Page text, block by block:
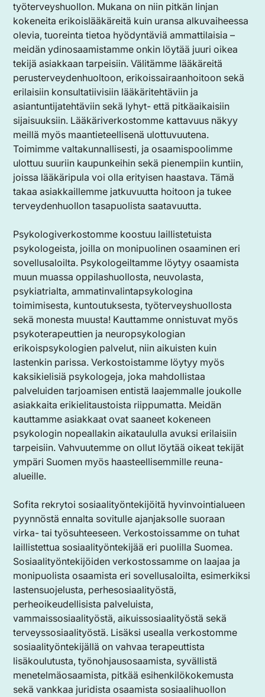
työterveyshuollon. Mukana on niin pitkän linjan
kokeneita erikoislääkäreitä kuin uransa alkuvaiheessa
olevia, tuoreinta tietoa hyödyntäviä ammattilaisia –
meidän ydinosaamistamme onkin löytää juuri oikea
tekijä asiakkaan tarpeisiin. Välitämme lääkäreitä
perusterveydenhuoltoon, erikoissairaanhoitoon sekä
erilaisiin konsultatiivisiin lääkäritehtäviin ja
asiantuntijatehtäviin sekä lyhyt- että pitkäaikaisiin
sijaisuuksiin. Lääkäriverkostomme kattavuus näkyy
meillä myös maantieteellisenä ulottuvuutena.
Toimimme valtakunnallisesti, ja osaamispoolimme
ulottuu suuriin kaupunkeihin sekä pienempiin kuntiin,
joissa lääkäripula voi olla erityisen haastava. Tämä
takaa asiakkaillemme jatkuvuutta hoitoon ja tukee
terveydenhuollon tasapuolista saatavuutta.
Psykologiverkostomme koostuu laillistetuista
psykologeista, joilla on monipuolinen osaaminen eri
sovellusaloilta. Psykologeiltamme löytyy osaamista
muun muassa oppilashuollosta, neuvolasta,
psykiatrialta, ammatinvalintapsykologina
toimimisesta, kuntoutuksesta, työterveyshuollosta
sekä monesta muusta! Kauttamme onnistuvat myös
psykoterapeuttien ja neuropsykologian
erikoispsykologien palvelut, niin aikuisten kuin
lastenkin parissa. Verkostoistamme löytyy myös
kaksikielisiä psykologeja, joka mahdollistaa
palveluiden tarjoamisen entistä laajemmalle joukolle
asiakkaita erikielitaustoista riippumatta. Meidän
kauttamme asiakkaat ovat saaneet kokeneen
psykologin nopeallakin aikataululla avuksi erilaisiin
tarpeisiin. Vahvuutemme on ollut löytää oikeat tekijät
ympäri Suomen myös haasteellisemmille reuna-
alueille.
Sofita rekrytoi sosiaalityöntekijöitä hyvinvointialueen
pyynnöstä ennalta sovitulle ajanjaksolle suoraan
virka- tai työsuhteeseen. Verkostoissamme on tuhat
laillistettua sosiaalityöntekijää eri puolilla Suomea.
Sosiaalityöntekijöiden verkostossamme on laajaa ja
monipuolista osaamista eri sovellusaloilta, esimerkiksi
lastensuojelusta, perhesosiaalityöstä,
perheoikeudellisista palveluista,
vammaissosiaalityöstä, aikuissosiaalityöstä sekä
terveyssosiaalityöstä. Lisäksi usealla verkostomme
sosiaalityöntekijällä on vahvaa terapeuttista
lisäkoulutusta, työnohjausosaamista, syvällistä
menetelmäosaamista, pitkää esihenkilökokemusta
sekä vankkaa juridista osaamista sosiaalihuollon